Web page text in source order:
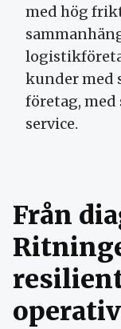
med hög
kunder med
företag, med
service.
Från